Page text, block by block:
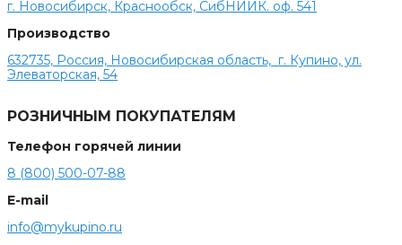
г. Новосибирск, Краснообск, СибНИИК. оф. 541
Производство
632735, Россия, Новосибирская область, г. Купино, ул.
Элеваторская, 54
РОЗНИЧНЫМ ПОКУПАТЕЛЯМ
Телефон горячей линии
8 (800) 500-07-88
E-mail
info@mykupino.ru